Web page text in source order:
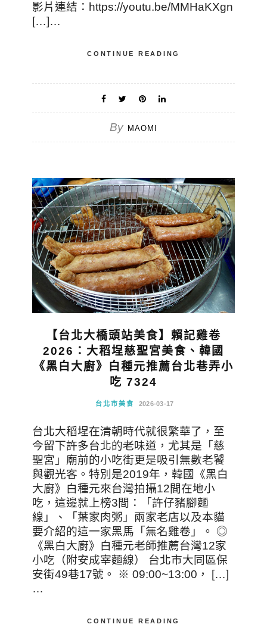
影片連結：https://youtu.be/MMHaKXgn
[…]…
CONTINUE READING
By MAOMI
【台北大橋頭站美食】賴記雞卷
2026：大稻埕慈聖宮美食、韓國
《黑白大廚》白種元推薦台北巷弄小
吃 7324
台北市美食 2026-03-17
台北大稻埕在清朝時代就很繁華了，至
今留下許多台北的老味道，尤其是「慈
聖宮」廟前的小吃街更是吸引無數老饕
與觀光客。特別是2019年，韓國《黑白
大廚》白種元來台灣拍攝12間在地小
吃，這邊就上榜3間：「許仔豬腳麵
線」、「葉家肉粥」兩家老店以及本貓
要介紹的這一家黑馬「無名雞卷」。 ◎
《黑白大廚》白種元老師推薦台灣12家
小吃（附安成宰麵線） 台北市大同區保
安街49巷17號。 ※ 09:00~13:00， […]
…
CONTINUE READING